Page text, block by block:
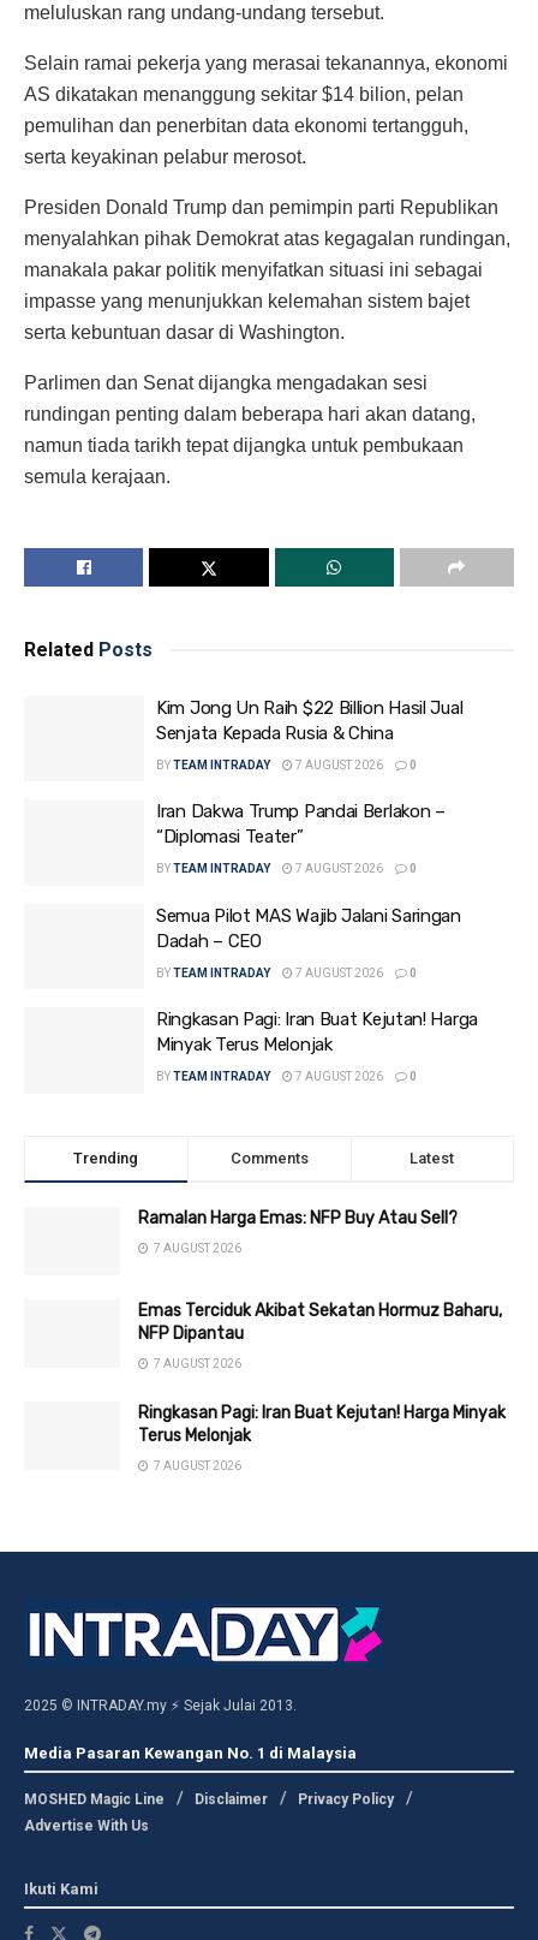
meluluskan rang undang-undang tersebut.
Selain ramai pekerja yang merasai tekanannya, ekonomi
AS dikatakan menanggung sekitar $14 bilion, pelan
pemulihan dan penerbitan data ekonomi tertangguh,
serta keyakinan pelabur merosot.
Presiden Donald Trump dan pemimpin parti Republikan
menyalahkan pihak Demokrat atas kegagalan rundingan,
manakala pakar politik menyifatkan situasi ini sebagai
impasse yang menunjukkan kelemahan sistem bajet
serta kebuntuan dasar di Washington.
Parlimen dan Senat dijangka mengadakan sesi
rundingan penting dalam beberapa hari akan datang,
namun tiada tarikh tepat dijangka untuk pembukaan
semula kerajaan.
Related Posts
Kim Jong Un Raih $22 Billion Hasil Jual
Senjata Kepada Rusia & China
BYTEAM INTRADAY 7 AUGUST 2026 0
Iran Dakwa Trump Pandai Berlakon –
“Diplomasi Teater”
BYTEAM INTRADAY 7 AUGUST 2026 0
Semua Pilot MAS Wajib Jalani Saringan
Dadah – CEO
BYTEAM INTRADAY 7 AUGUST 2026 0
Ringkasan Pagi: Iran Buat Kejutan! Harga
Minyak Terus Melonjak
BYTEAM INTRADAY 7 AUGUST 2026 0
Trending Comments Latest
Ramalan Harga Emas: NFP Buy Atau Sell?
7 AUGUST 2026
Emas Terciduk Akibat Sekatan Hormuz Baharu,
NFP Dipantau
7 AUGUST 2026
Ringkasan Pagi: Iran Buat Kejutan! Harga Minyak
Terus Melonjak
7 AUGUST 2026
2025 © INTRADAY.my ⚡ Sejak Julai 2013.
Media Pasaran Kewangan No. 1 di Malaysia
MOSHED Magic Line Disclaimer
Privacy Policy
Advertise With Us
Ikuti Kami